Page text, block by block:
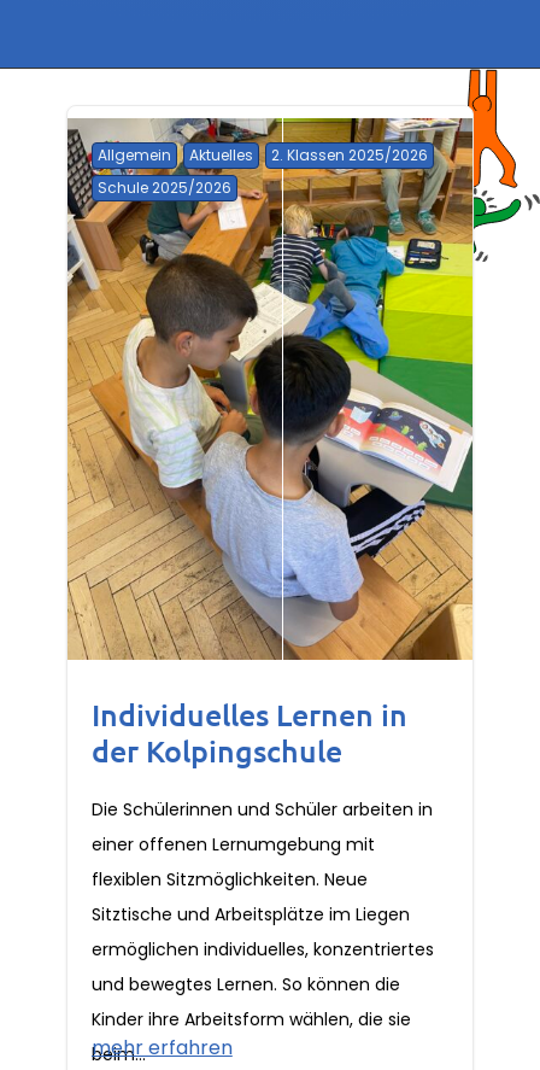
Allgemein Aktuelles
2. Klassen 2025/2026
Schule 2025/2026
Individuelles Lernen in
der Kolpingschule
Die Schülerinnen und Schüler arbeiten in
einer offenen Lernumgebung mit
flexiblen Sitzmöglichkeiten. Neue
Sitztische und Arbeitsplätze im Liegen
ermöglichen individuelles, konzentriertes
und bewegtes Lernen. So können die
Kinder ihre Arbeitsform wählen, die sie
beim...
mehr erfahren